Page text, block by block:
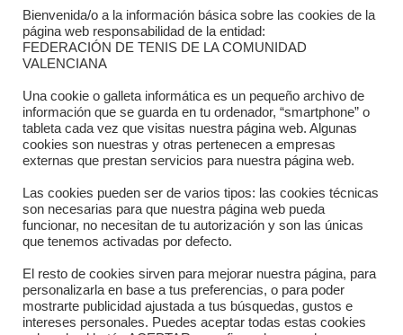
Contacto
Dónde estamos
Directorio departamentos
Horario
Formulario de contacto
Bienvenida/o a la información básica sobre las cookies de la
página web responsabilidad de la entidad:
FEDERACIÓN DE TENIS DE LA COMUNIDAD
VALENCIANA
Una cookie o galleta informática es un pequeño archivo de
información que se guarda en tu ordenador, “smartphone” o
tableta cada vez que visitas nuestra página web. Algunas
cookies son nuestras y otras pertenecen a empresas
externas que prestan servicios para nuestra página web.
Las cookies pueden ser de varios tipos: las cookies técnicas
son necesarias para que nuestra página web pueda
funcionar, no necesitan de tu autorización y son las únicas
que tenemos activadas por defecto.
El resto de cookies sirven para mejorar nuestra página, para
personalizarla en base a tus preferencias, o para poder
mostrarte publicidad ajustada a tus búsquedas, gustos e
intereses personales. Puedes aceptar todas estas cookies